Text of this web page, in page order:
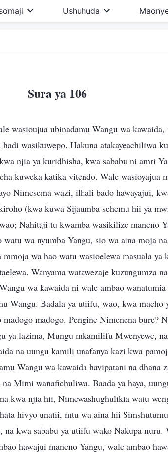
Ushuhuda
Sura ya 106
wasioujua ubinadamu Wangu wa kawaida,
wasikuwepo. Hakuna atakayeachiliwa
njia ya kuridhisha, kwa sababu ni amri
kuweka katika vitendo. Wale wasioyajua
Nimesema wazi, ilhali bado hawayajui,
(kwa kuwa Sijaumba sehemu hii ya
Nahitaji tu kwamba wasikilize maneno
watu wa nyumba Yangu, sio wa aina moja
wa hao watu wasioelewa masuala ya
Wanyama watawezaje kuzungumza
wa kawaida ni wale ambao
Wangu. Badala ya utiifu, wao, kwa
madogo. Pengine Nimenena bure?
ya lazima, Mungu mkamilifu Mwenyewe,
na uungu kamili unafanya kazi kwa
Wangu wa kawaida havipatani na dhana
Mimi wanafichuliwa. Baada ya haya,
kwa njia hii, Nimewashughulikia watu
hivyo unatii, mtu wa aina hii
kwa sababu ya utiifu wako Nakupa nuru.
hawajui maneno Yangu, wale ambao